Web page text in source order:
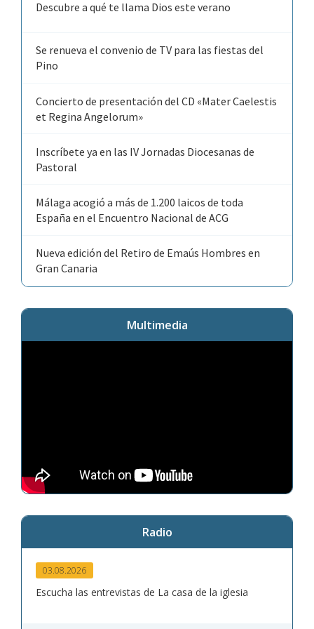
Descubre a qué te llama Dios este verano
Se renueva el convenio de TV para las fiestas del
Pino
Concierto de presentación del CD «Mater Caelestis
et Regina Angelorum»
Inscríbete ya en las IV Jornadas Diocesanas de
Pastoral
Málaga acogió a más de 1.200 laicos de toda
España en el Encuentro Nacional de ACG
Nueva edición del Retiro de Emaús Hombres en
Gran Canaria
Multimedia
Radio
03.08.2026
Escucha las entrevistas de La casa de la iglesia